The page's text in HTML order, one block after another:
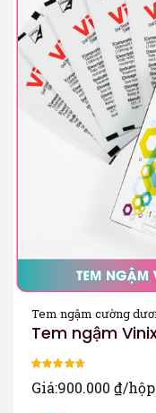
Tem ngậm cường
Tem ngậm
Được xếp
Giá:900.000 ₫/hộp